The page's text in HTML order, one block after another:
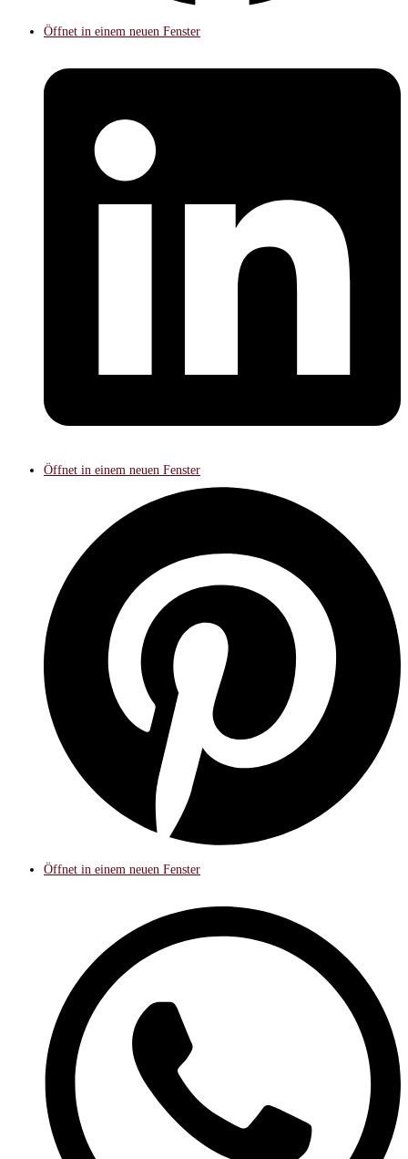
Öffnet in einem neuen Fenster
Öffnet in einem neuen Fenster
Öffnet in einem neuen Fenster